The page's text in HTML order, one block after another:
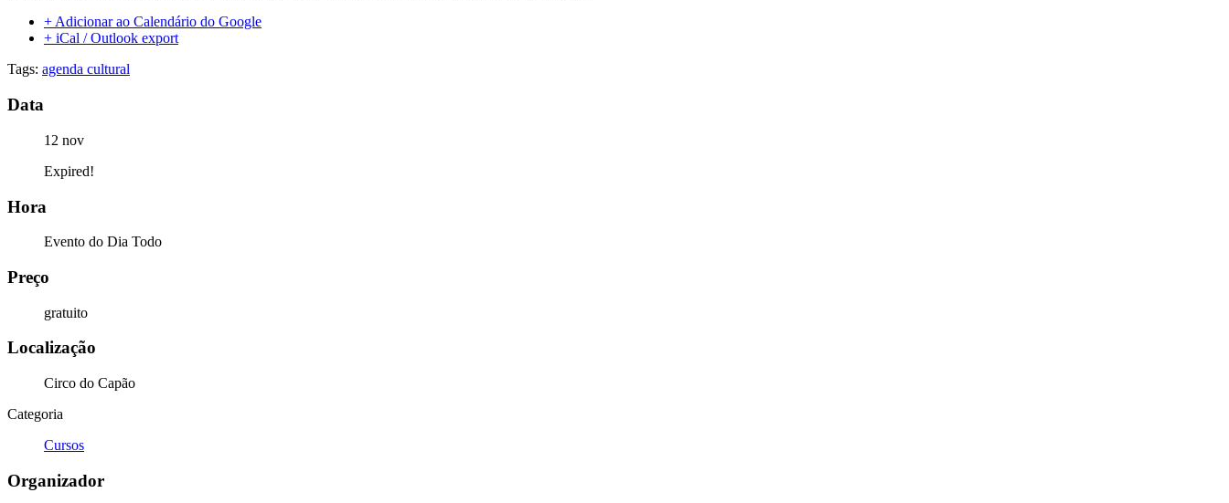
+ Adicionar ao Calendário do Google
+ iCal / Outlook export
Tags: agenda cultural
Data
12 nov
Expired!
Hora
Evento do Dia Todo
Preço
gratuito
Localização
Circo do Capão
Categoria
Cursos
Organizador